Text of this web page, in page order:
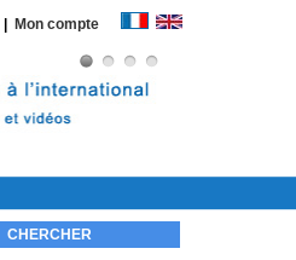
Mon compte